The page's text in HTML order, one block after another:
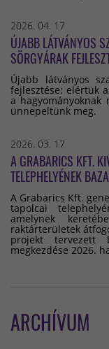
2026. 04. 17
ÚJABB LÁTVÁNYOS
SÖRGYÁRAK
Újabb látványos
fejlesztése: elértük
a hagyományoknak
ünnepeltünk meg.
2026. 03. 17
A GRABARICS KFT.
TELEPHELYÉNEK
A Grabarics Kft.
tapolcai
amelynek
raktárterületek
projekt tervezett
megkezdése 2026.
ARCHÍVUM